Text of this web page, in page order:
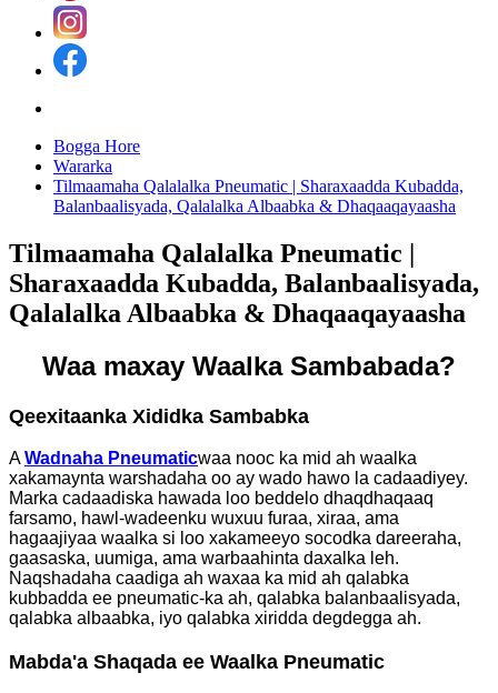
Bogga Hore
Wararka
Tilmaamaha Qalalalka Pneumatic | Sharaxaadda Kubadda,
Balanbaalisyada, Qalalalka Albaabka & Dhaqaaqayaasha
Tilmaamaha Qalalalka Pneumatic |
Sharaxaadda Kubadda, Balanbaalisyada,
Qalalalka Albaabka & Dhaqaaqayaasha
Waa maxay Waalka Sambabada?
Qeexitaanka Xididka Sambabka
AWadnaha Pneumaticwaa nooc ka mid ah waalka
xakamaynta warshadaha oo ay wado hawo la cadaadiyey.
Marka cadaadiska hawada loo beddelo dhaqdhaqaaq
farsamo, hawl-wadeenku wuxuu furaa, xiraa, ama
hagaajiyaa waalka si loo xakameeyo socodka dareeraha,
gaasaska, uumiga, ama warbaahinta daxalka leh.
Naqshadaha caadiga ah waxaa ka mid ah qalabka
kubbadda ee pneumatic-ka ah, qalabka balanbaalisyada,
qalabka albaabka, iyo qalabka xiridda degdegga ah.
Mabda'a Shaqada ee Waalka Pneumatic